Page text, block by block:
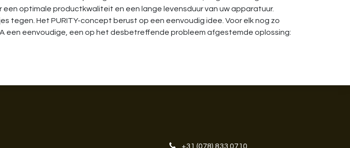
optimale productkwaliteit en een lange levensduur van uw apparatuur.
tegen. Het PURITY-concept berust op een eenvoudig idee. Voor elk nog zo
een eenvoudige, een op het desbetreffende probleem afgestemde oplossing:
+31 (078) 833 0710